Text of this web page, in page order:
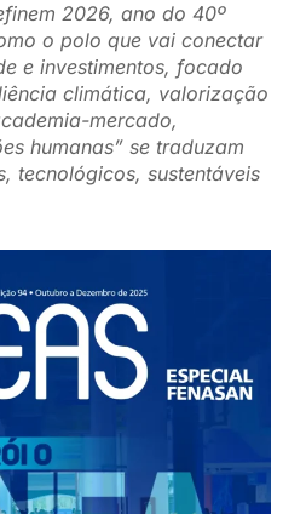
2026, ano do 40º
o polo que vai conectar
e investimentos, focado
climática, valorização
mercado,
humanas” se traduzam
tecnológicos, sustentáveis